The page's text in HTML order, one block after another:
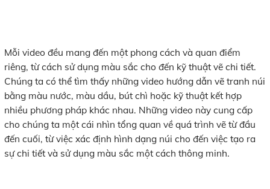
Mỗi video đều mang đến một phong cách và quan điểm
riêng, từ cách sử dụng màu sắc cho đến kỹ thuật vẽ chi tiết.
Chúng ta có thể tìm thấy những video hướng dẫn vẽ tranh núi
bằng màu nước, màu dầu, bút chì hoặc kỹ thuật kết hợp
nhiều phương pháp khác nhau. Những video này cung cấp
cho chúng ta một cái nhìn tổng quan về quá trình vẽ từ đầu
đến cuối, từ việc xác định hình dạng núi cho đến việc tạo ra
sự chi tiết và sử dụng màu sắc một cách thông minh.